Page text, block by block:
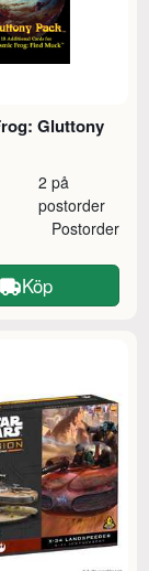
Gluttony
2 på
postorder
Postorder
Köp